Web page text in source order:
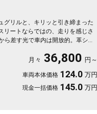
グリルと、キリッと引き締まった
リートならではの、走りを感じさ
ら差す光で車内は開放的。革シー
日も、上質な移動が特別に変わり
ックがおすすめ。《1年保証付》
月々 36,800 円～
車両本体価格 124.0 万円
現金一括価格 145.0 万円